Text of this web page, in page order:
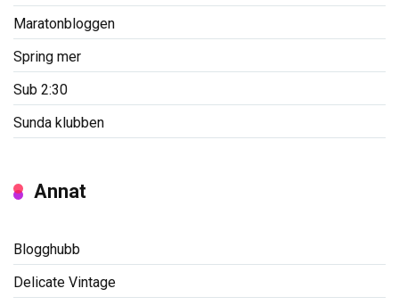
Maratonbloggen
Spring mer
Sub 2:30
Sunda klubben
Annat
Blogghubb
Delicate Vintage